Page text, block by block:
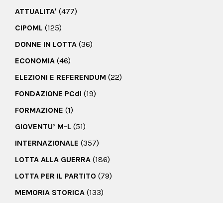
ATTUALITA' (477)
CIPOML (125)
DONNE IN LOTTA (36)
ECONOMIA (46)
ELEZIONI E REFERENDUM (22)
FONDAZIONE PCdI (19)
FORMAZIONE (1)
GIOVENTU’ M-L (51)
INTERNAZIONALE (357)
LOTTA ALLA GUERRA (186)
LOTTA PER IL PARTITO (79)
MEMORIA STORICA (133)